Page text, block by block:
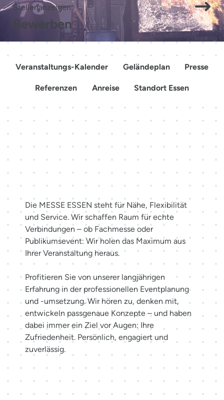
Stellenanzeigen
Bewerben
Veranstaltungs-Kalender Geländeplan Presse
Referenzen Anreise Standort Essen
Mehr als Räume. Erlebnisse
schaffen.
Die MESSE ESSEN steht für Nähe, Flexibilität
und Service. Wir schaffen Raum für echte
Verbindungen – ob Fachmesse oder
Publikumsevent: Wir holen das Maximum aus
Ihrer Veranstaltung heraus.
Profitieren Sie von unserer langjährigen
Erfahrung in der professionellen Eventplanung
und -umsetzung. Wir hören zu, denken mit,
entwickeln passgenaue Konzepte – und haben
dabei immer ein Ziel vor Augen: Ihre
Zufriedenheit. Persönlich, engagiert und
zuverlässig.